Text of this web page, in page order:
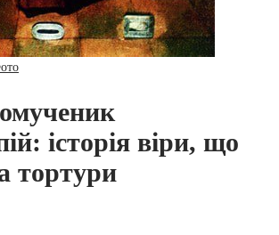
історія віри, що
тортури